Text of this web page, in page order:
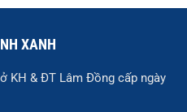
XANH
KH & ĐT Lâm Đồng cấp ngày